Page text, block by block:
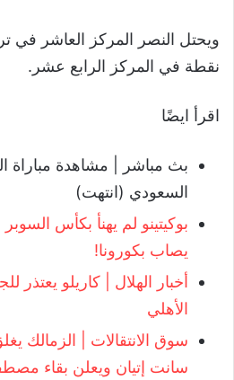
نقطة في المركز الرابع عشر.
اقرأ ايضًا
بث مباشر | مشاهدة مباراة
السعودي (انتهت)
بوكيتينو لم يهنأ بكأس
يصاب بكورونا!
أخبار الهلال | كاريلو يعتذر
الأهلي
سوق الانتقالات | الزمالك
سانت إتيان ويعلن بقاء